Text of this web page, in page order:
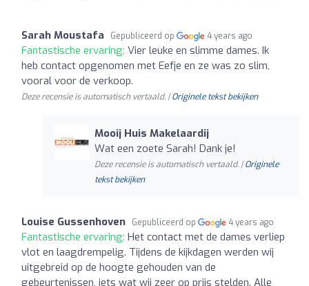
Sarah Moustafa Gepubliceerd op 4 years ago
Fantastische ervaring: Vier leuke en slimme dames. Ik
heb contact opgenomen met Eefje en ze was zo slim,
vooral voor de verkoop.
Deze recensie is automatisch vertaald. |Originele tekst bekijken
Mooij Huis Makelaardij
Wat een zoete Sarah! Dank je!
Deze recensie is automatisch vertaald. |Originele
tekst bekijken
Louise Gussenhoven Gepubliceerd op 4 years ago
Fantastische ervaring: Het contact met de dames verliep
vlot en laagdrempelig. Tijdens de kijkdagen werden wij
uitgebreid op de hoogte gehouden van de
gebeurtenissen, iets wat wij zeer op prijs stelden. Alle